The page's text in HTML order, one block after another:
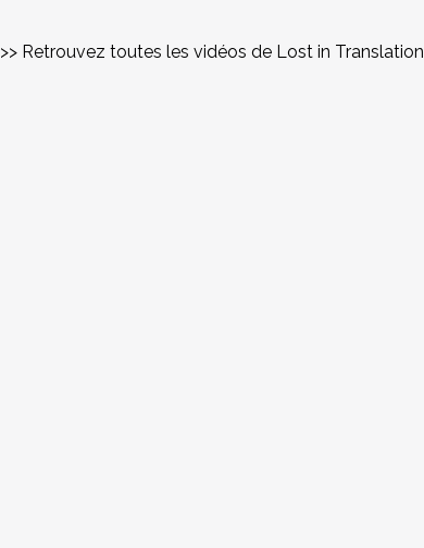
>> Retrouvez toutes les vidéos de Lost in Translation